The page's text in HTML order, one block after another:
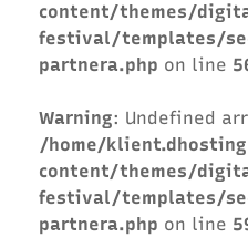
content/themes/
festival/templates/
partnera.php on line
Warning: Undefined
/home/
content/themes/
festival/templates/
partnera.php on line